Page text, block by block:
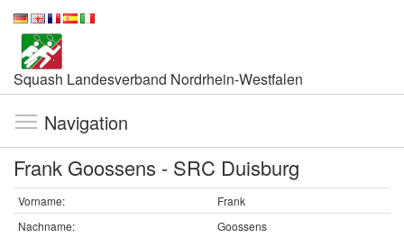
Squash Landesverband Nordrhein-Westfalen
Navigation
Frank Goossens - SRC Duisburg
Vorname:
Frank
Nachname:
Goossens